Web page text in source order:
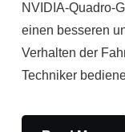
NVIDIA-Quadro-
einen besseren
Verhalten der
Techniker